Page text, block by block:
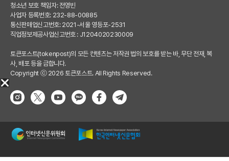
청소년 보호 책임자: 전영빈
사업자 등록번호: 232-88-00885
통신판매업신고번호: 2021-서울 영등포-2531
직업정보제공사업신고번호 : J1204020230009
토큰포스트(tokenpost)의 모든 컨텐츠는 저작권 법의 보호를 받는 바, 무단 전재, 복
사, 배포 등을 금합니다.
Copyright ⓒ 2026 토큰포스트. All Rights Reserved.